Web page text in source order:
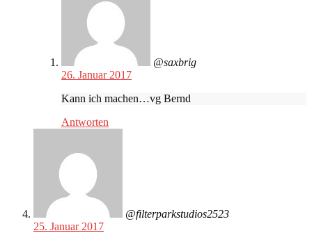
@saxbrig
26. Januar 2017
Kann ich machen…vg Bernd
Antworten
@filterparkstudios2523
25. Januar 2017